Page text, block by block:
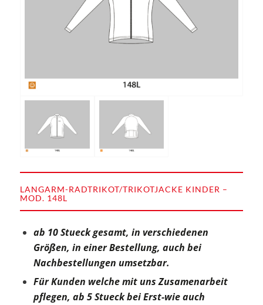
LANGARM-RADTRIKOT/TRIKOTJACKE KINDER –
MOD. 148L
ab 10 Stueck gesamt, in verschiedenen
Größen, in einer Bestellung, auch bei
Nachbestellungen umsetzbar.
Für Kunden welche mit uns Zusamenarbeit
pflegen, ab 5 Stueck bei Erst-wie auch